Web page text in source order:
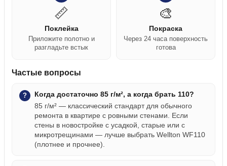
📏
Поклейка
Приложите полотно и
разгладьте встык
🎨
Покраска
Через 24 часа поверхность
готова
Частые вопросы
Когда достаточно 85 г/м², а когда брать 110?
85 г/м² — классический стандарт для обычного
ремонта в квартире с ровными стенами. Если
стены в новостройке с усадкой, старые или с
микротрещинами — лучше выбрать Wellton WF110
(плотнее и прочнее).